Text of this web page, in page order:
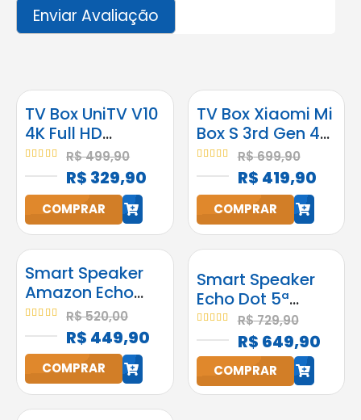
h
TV Box UniTV V10
4K Full HD
Android
R$499,90
R$ 329,90
COMPRAR
h
TV Box Xiaomi Mi
Box S 3rd Gen 4K
2GB RAM 32GB
Google
Assistente
R$699,90
R$ 419,90
COMPRAR
h
Smart Speaker
Amazon Echo
Pop Alexa
Original Preta
Bluetooth
R$520,00
R$ 449,90
COMPRAR
Smart Speaker
Echo Dot 5ª
Geração
Amazon com
Alexa Preta
R$729,90
R$ 649,90
COMPRAR